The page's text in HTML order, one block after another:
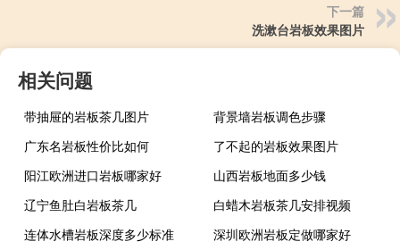
下一篇
洗漱台岩板效果图片
相关问题
带抽屉的岩板茶几图片
背景墙岩板调色步骤
广东名岩板性价比如何
了不起的岩板效果图片
阳江欧洲进口岩板哪家好
山西岩板地面多少钱
辽宁鱼肚白岩板茶几
白蜡木岩板茶几安排视频
连体水槽岩板深度多少标准
深圳欧洲岩板定做哪家好